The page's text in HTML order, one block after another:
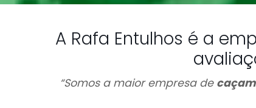
A Rafa Entulhos é a
“Somos a maior empresa de